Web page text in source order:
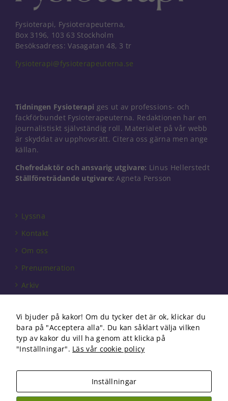
Fysioterapi, Fysioterapeuterna,
Box 3196, 103 63 Stockholm
Besöksadress: Vasagatan 48, 3 tr
fysioterapi@fysioterapeuterna.se
Tidningen Fysioterapi ges ut av professions- och
fackförbundet Fysioterapeuterna. Redaktionen har en
journalistiskt självständig roll. Materialet på vår webb
är skyddat av upphovsrätt. Citera oss gärna men ange
källan.
Chefredaktör och ansvarig utgivare: Linus Hellerstedt
Ställföreträdande utgivare: Agneta Persson
Lyssna
Kontakt
Om oss
Prenumeration
Arkiv
Förbundet
Om cookies
Copyright 2026 Fysioterapi | All Rights Reserved
Vi bjuder på kakor! Om du tycker det är ok, klickar du
bara på "Acceptera alla". Du kan såklart välja vilken
typ av kakor du vill ha genom att klicka på
"Inställningar". Läs vår cookie policy
Inställningar